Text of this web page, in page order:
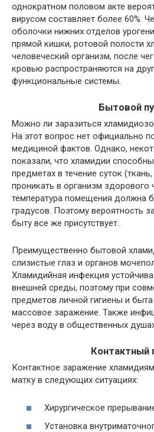
однократном половом акте
вирусом составляет более 60%.
оболочки нижних отделов
прямой кишки, ротовой полости
человеческий организм, после
кровью распространяются на
функциональные системы.
Бытовой
Можно ли заразиться
На этот вопрос нет официально
медициной фактов. Однако,
показали, что хламидии
предметах в течение суток
проникать в организм здорового
температура помещения должна
градусов. Поэтому вероятность
быту все же присутствует.
Преимущественно бытовой
слизистые глаз и органов
Хламидийная инфекция
внешней среды, поэтому при
предметов личной гигиены и
массовое заражение. Также
через воду в общественных
Контактный
Контактное заражение
матку в следующих ситуациях:
Хирургическое
Установка